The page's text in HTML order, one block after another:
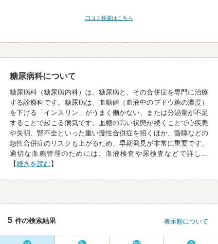
口コミ検索はこちら
糖尿病科について
糖尿病科（糖尿病内科）は、糖尿病と、その合併症を専門に治療
する診療科です。糖尿病は、血糖値（血液中のブドウ糖の濃度）
を下げる「インスリン」がうまく働かない、または分泌量が不足
することで起こる病気です。血糖の高い状態が続くことで心疾患
や失明、腎不全といった重い慢性合併症を招くほか、昏睡などの
急性合併症のリスクも上がるため、早期発見が非常に重要です。
適切な血糖管理のためには、血液検査や尿検査などで詳し…
【続きを読む】
5 件の検索結果 表示順について